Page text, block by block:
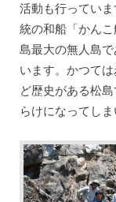
活動も行ってい
統の和船「かん
島最大の無人島
います。かつて
ど歴史がある松
らけになってしま